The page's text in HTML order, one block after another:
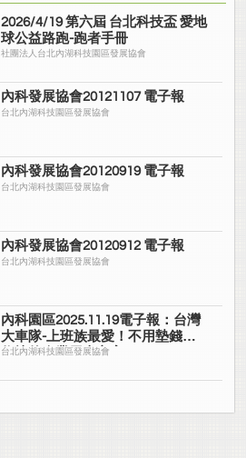
2026/4/19 第六屆 台北科技盃 愛地
球公益路跑-跑者手冊
社團法人台北內湖科技園區發展協會
內科發展協會20121107 電子報
台北內湖科技園區發展協會
內科發展協會20120919 電子報
台北內湖科技園區發展協會
內科發展協會20120912 電子報
台北內湖科技園區發展協會
內科園區2025.11.19電子報：台灣
大車隊-上班族最愛！不用墊錢拿
收據的企業用車方案
台北內湖科技園區發展協會